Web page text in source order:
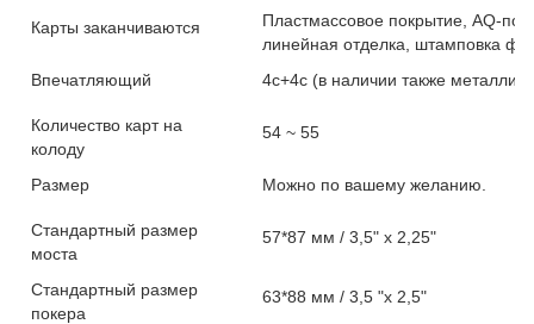
Карты заканчиваются
Пластмассовое покрытие, AQ-
линейная отделка, штамповка
Впечатляющий
4c+4c (в наличии также
Количество карт на
колоду
54 ~ 55
Размер Можно по вашему желанию.
Стандартный размер
моста
57*87 мм / 3,5" х 2,25"
Стандартный размер
покера
63*88 мм / 3,5 "х 2,5"